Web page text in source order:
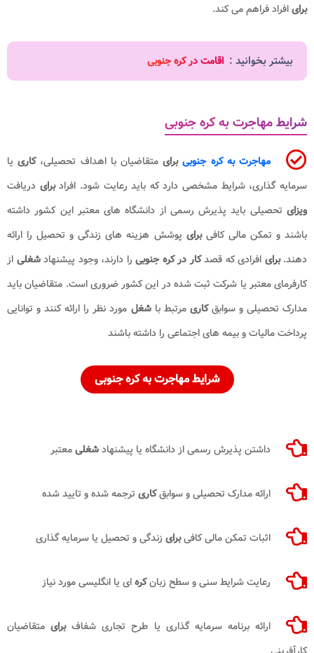
افراد فراهم می کند.
بیشتر بخوانید : اقامت در کره جنوبی
مهاجرت به کره جنوبی
مهاجرت به کره جنوبیبرایمتقاضیان با اهداف تحصیلی،کارییا
گذاری، شرایط مشخصی دارد که باید رعایت شود. افرادبرایدریافت
تحصیلی باید پذیرش رسمی از دانشگاه های معتبر این کشور داشته
و تمکن مالی کافیبرایپوشش هزینه های زندگی و تحصیل را ارائه
برایافرادی که قصدکار در کره جنوبیرا دارند، وجود پیشنهادشغلیاز
معتبر یا شرکت ثبت شده در این کشور ضروری است. متقاضیان باید
تحصیلی و سوابقکاریمرتبط با شغلمورد نظر را ارائه کنند و توانایی
مالیات و بیمه های اجتماعی را داشته باشند
شرایط مهاجرت به کره جنوبی
داشتن پذیرش رسمی از دانشگاه یا پیشنهادشغلیمعتبر
ارائه مدارک تحصیلی و سوابقکاریترجمه شده و تایید شده
اثبات تمکن مالی کافیبرایزندگی و تحصیل یا سرمایه گذاری
رعایت شرایط سنی و سطح زبانکرهای یا انگلیسی مورد نیاز
ارائه برنامه سرمایه گذاری یا طرح تجاری شفافبرایمتقاضیان